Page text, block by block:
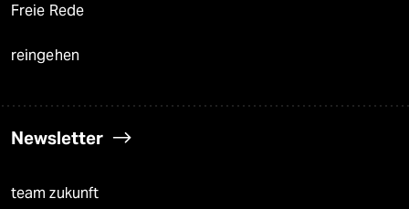
Freie Rede
reingehen
Newsletter
team zukunft